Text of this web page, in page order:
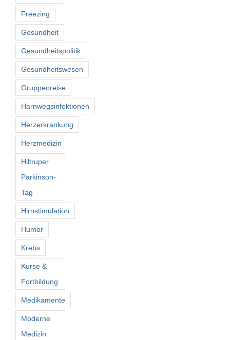
Freezing
Gesundheit
Gesundheitspolitik
Gesundheitswesen
Gruppenreise
Harnwegsinfektionen
Herzerkrankung
Herzmedizin
Hiltruper
Parkinson-
Tag
Hirnstimulation
Humor
Krebs
Kurse &
Fortbildung
Medikamente
Moderne
Medizin